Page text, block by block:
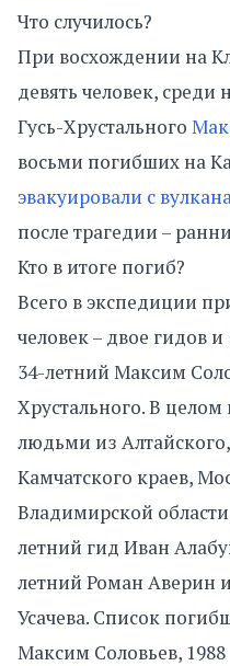
Что случилось?
При восхождении на
девять человек,
Гусь-Хрустального
восьми погибших на
эвакуировали с
после трагедии –
Кто в итоге погиб?
Всего в экспедиции
человек – двое гидов
34-летний Максим
Хрустального. В
людьми из
Камчатского краев,
Владимирской
летний гид Иван
летний Роман Аверин
Усачева. Список
Максим Соловьев, 1988